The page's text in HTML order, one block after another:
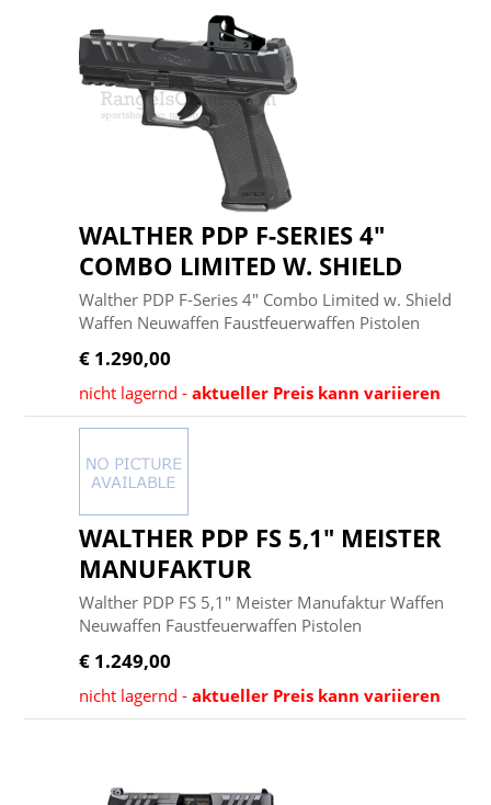
WALTHER PDP F-SERIES 4"
COMBO LIMITED W. SHIELD
Walther PDP F-Series 4" Combo Limited w. Shield
Waffen Neuwaffen Faustfeuerwaffen Pistolen
€ 1.290,00
nicht lagernd -aktueller Preis kann variieren
WALTHER PDP FS 5,1" MEISTER
MANUFAKTUR
Walther PDP FS 5,1" Meister Manufaktur Waffen
Neuwaffen Faustfeuerwaffen Pistolen
€ 1.249,00
nicht lagernd -aktueller Preis kann variieren